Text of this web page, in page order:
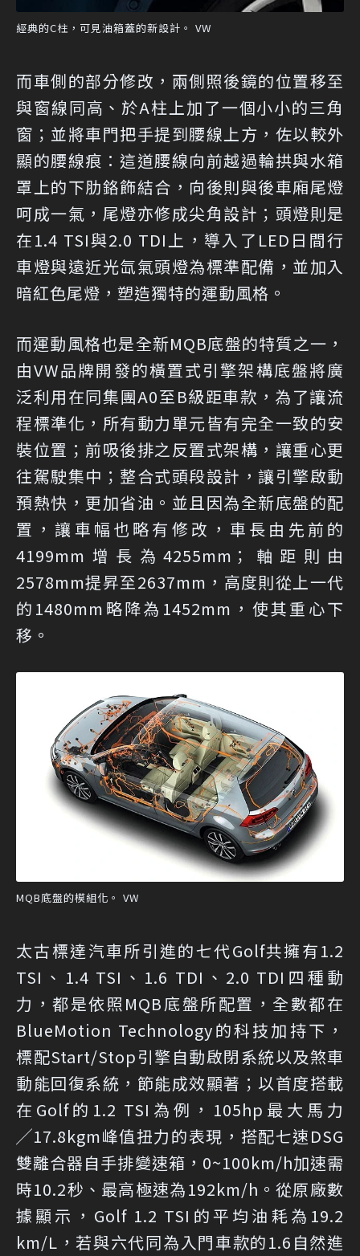
經典的C柱，可見油箱蓋的新設計。 VW
而車側的部分修改，兩側照後鏡的位置移至
與窗線同高、於A柱上加了一個小小的三角
窗；並將車門把手提到腰線上方，佐以較外
顯的腰線痕：這道腰線向前越過輪拱與水箱
罩上的下肋鉻飾結合，向後則與後車廂尾燈
呵成一氣，尾燈亦修成尖角設計；頭燈則是
在1.4 TSI與2.0 TDI上，導入了LED日間行
車燈與遠近光氙氣頭燈為標準配備，並加入
暗紅色尾燈，塑造獨特的運動風格。
而運動風格也是全新MQB底盤的特質之一，
由VW品牌開發的橫置式引擎架構底盤將廣
泛利用在同集團A0至B級距車款，為了讓流
程標準化，所有動力單元皆有完全一致的安
裝位置；前吸後排之反置式架構，讓重心更
往駕駛集中；整合式頭段設計，讓引擎啟動
預熱快，更加省油。並且因為全新底盤的配
置，讓車幅也略有修改，車長由先前的
4199mm增長為4255mm；軸距則由
2578mm提昇至2637mm，高度則從上一代
的1480mm略降為1452mm，使其重心下
移。
MQB底盤的模組化。 VW
太古標達汽車所引進的七代Golf共擁有1.2
TSI、1.4 TSI、1.6 TDI、2.0 TDI四種動
力，都是依照MQB底盤所配置，全數都在
BlueMotion Technology的科技加持下，
標配Start/Stop引擎自動啟閉系統以及煞車
動能回復系統，節能成效顯著；以首度搭載
在Golf的1.2 TSI為例，105hp最大馬力
╱17.8kgm峰值扭力的表現，搭配七速DSG
雙離合器自手排變速箱，0~100km/h加速需
時10.2秒、最高極速為192km/h。從原廠數
據顯示，Golf 1.2 TSI的平均油耗為19.2
km/L，若與六代同為入門車款的1.6自然進